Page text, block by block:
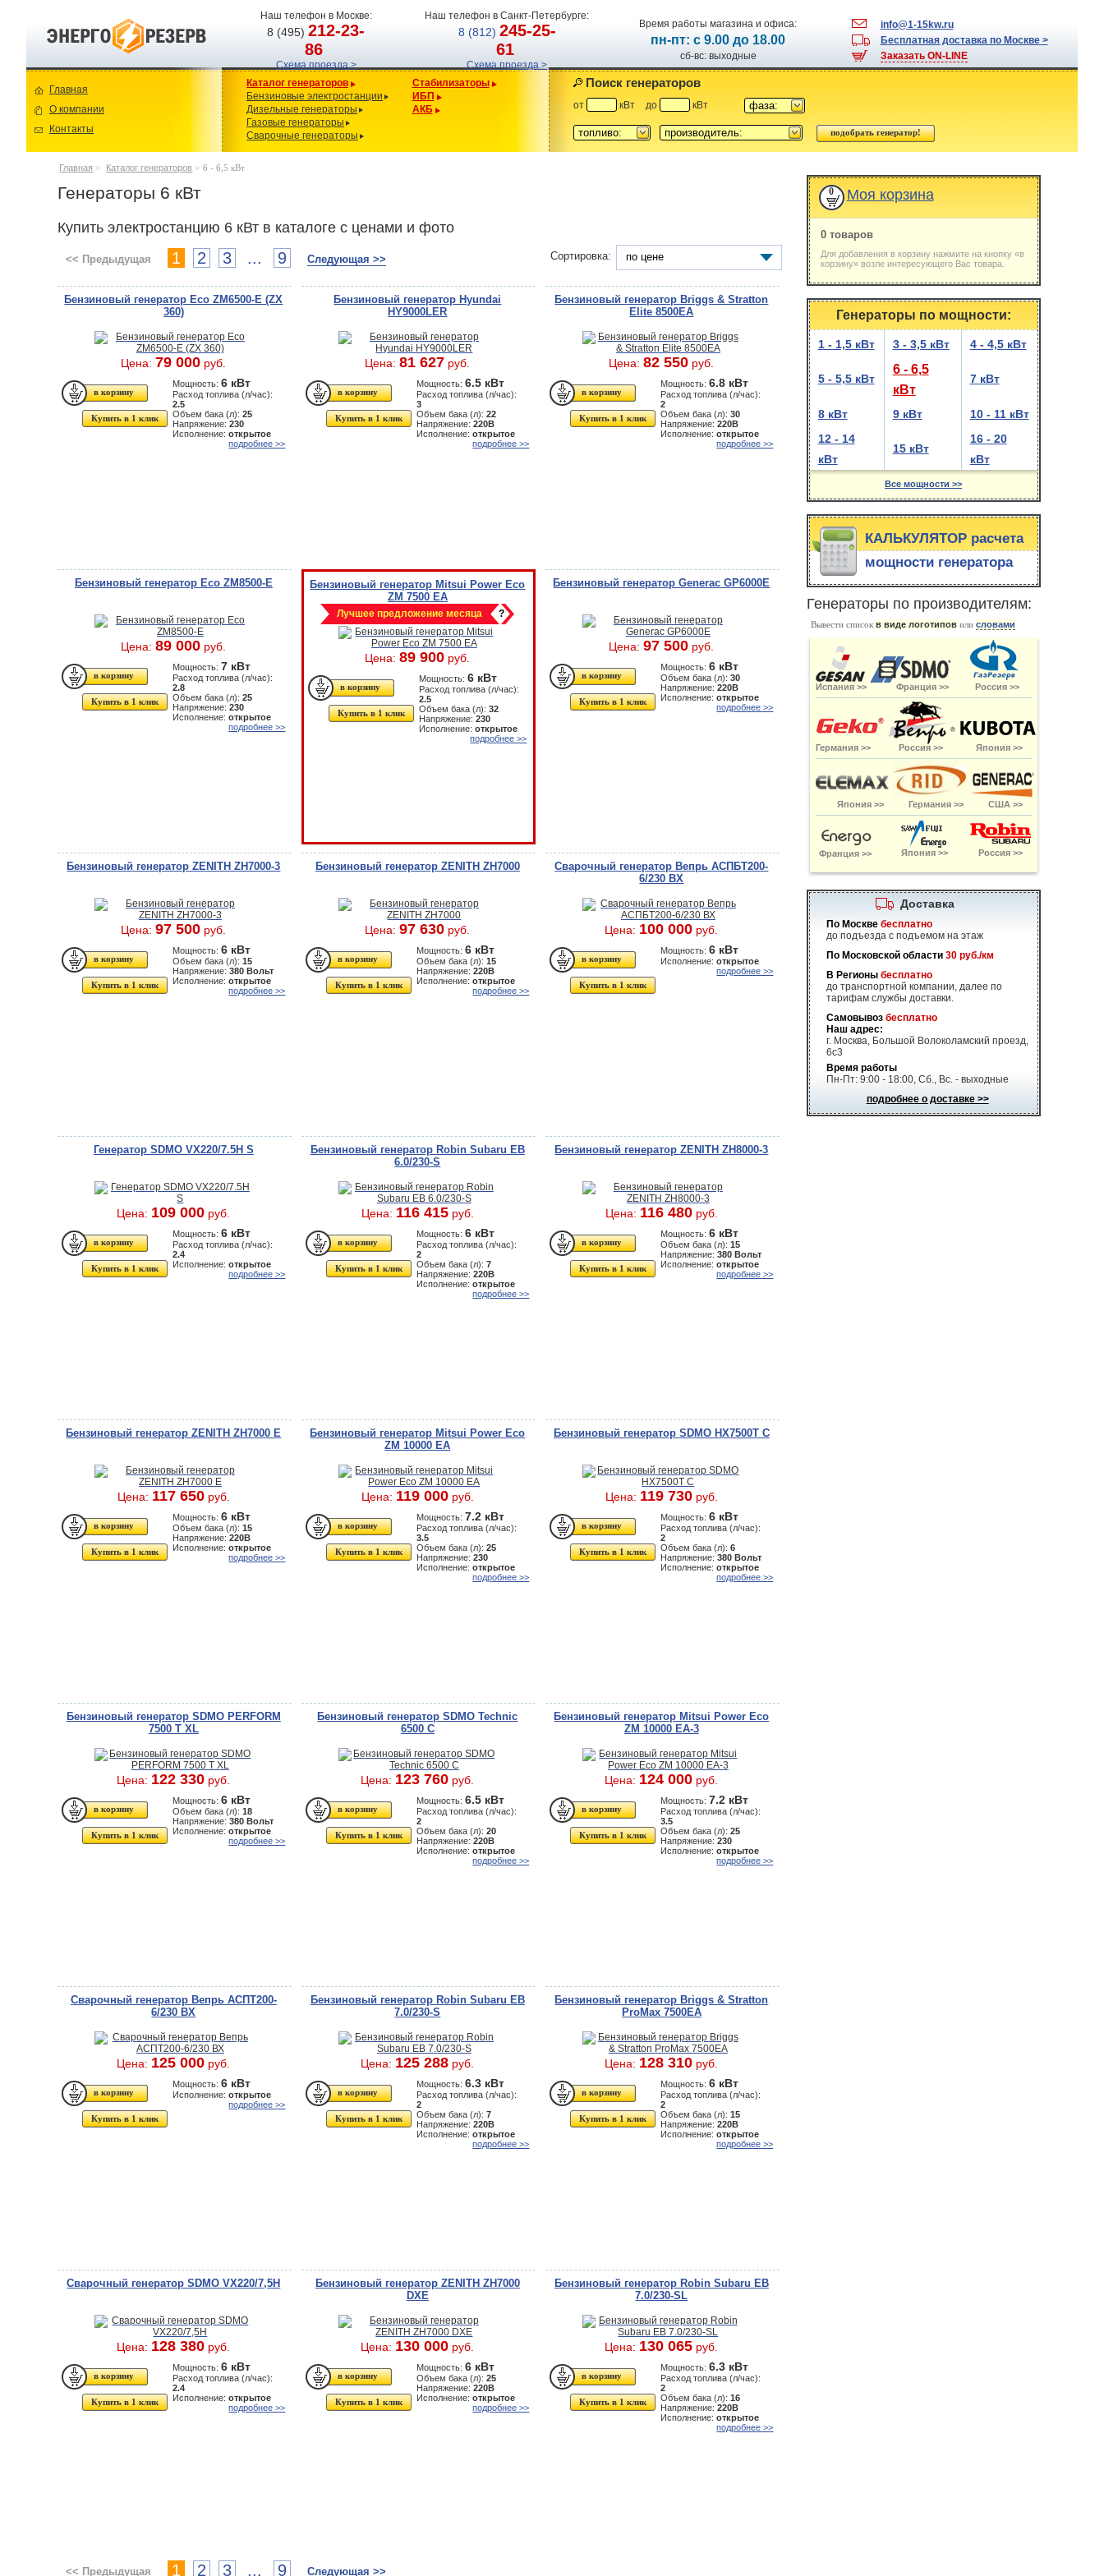
Наш телефон в Москве:
8 (495)212-23-
86
Схема проезда >
Наш телефон в Санкт-Петербурге:
8 (812) 245-25-
61
Схема проезда >
Время работы магазина и офиса:
пн-пт: с 9.00 до 18.00
сб-вс: выходные
info@1-15kw.ru
Бесплатная доставка по Москве >
Заказать ON-LINE
Главная
О компании
Контакты
Каталог генераторов
Бензиновые электростанции
Дизельные генераторы
Газовые генераторы
Сварочные генераторы
Стабилизаторы
ИБП
АКБ
Поиск генераторов
от кВт до кВт фаза:
топливо: производитель:
Главная > Каталог генераторов > 6 - 6,5 кВт
Генераторы 6 кВт
Купить электростанцию 6 кВт в каталоге с ценами и фото
Сортировка: по цене
<< Предыдущая 1 2 3 ... 9 Следующая >>
Бензиновый генератор Eco ZM6500-E (ZX
360)
Цена:79 000 руб.
Купить в 1 клик
Мощность:6 кВт
Расход топлива (л/час):
2.5
Объем бака (л):25
Напряжение:230
Исполнение:открытое
подробнее >>
Бензиновый генератор Hyundai
HY9000LER
Цена:81 627 руб.
Купить в 1 клик
Мощность:6.5 кВт
Расход топлива (л/час):
3
Объем бака (л):22
Напряжение:220В
Исполнение:открытое
подробнее >>
Бензиновый генератор Briggs & Stratton
Elite 8500EA
Цена:82 550 руб.
Купить в 1 клик
Мощность:6.8 кВт
Расход топлива (л/час):
2
Объем бака (л):30
Напряжение:220В
Исполнение:открытое
подробнее >>
Бензиновый генератор Eco ZM8500-E
Цена:89 000 руб.
Купить в 1 клик
Мощность:7 кВт
Расход топлива (л/час):
2.8
Объем бака (л):25
Напряжение:230
Исполнение:открытое
подробнее >>
Бензиновый генератор Mitsui Power Eco
ZM 7500 EA
Лучшее предложение месяца ?
Цена:89 900 руб.
Купить в 1 клик
Мощность:6 кВт
Расход топлива (л/час):
2.5
Объем бака (л):32
Напряжение:230
Исполнение:открытое
подробнее >>
Бензиновый генератор Generac GP6000E
Цена:97 500 руб.
Купить в 1 клик
Мощность:6 кВт
Объем бака (л):30
Напряжение:220В
Исполнение:открытое
подробнее >>
Бензиновый генератор ZENITH ZH7000-3
Цена:97 500 руб.
Купить в 1 клик
Мощность:6 кВт
Объем бака (л):15
Напряжение:380 Вольт
Исполнение:открытое
подробнее >>
Бензиновый генератор ZENITH ZH7000
Цена:97 630 руб.
Купить в 1 клик
Мощность:6 кВт
Объем бака (л):15
Напряжение:220В
Исполнение:открытое
подробнее >>
Сварочный генератор Вепрь АСПБT200-
6/230 ВХ
Цена: 100 000 руб.
Купить в 1 клик
Мощность:6 кВт
Исполнение:открытое
подробнее >>
Генератор SDMO VX220/7.5H S
Цена: 109 000 руб.
Купить в 1 клик
Мощность:6 кВт
Расход топлива (л/час):
2.4
Исполнение:открытое
подробнее >>
Бензиновый генератор Robin Subaru EB
6.0/230-S
Цена: 116 415руб.
Купить в 1 клик
Мощность:6 кВт
Расход топлива (л/час):
2
Объем бака (л):7
Напряжение:220В
Исполнение:открытое
подробнее >>
Бензиновый генератор ZENITH ZH8000-3
Цена: 116 480руб.
Купить в 1 клик
Мощность:6 кВт
Объем бака (л):15
Напряжение:380 Вольт
Исполнение:открытое
подробнее >>
Бензиновый генератор ZENITH ZH7000 E
Цена: 117 650руб.
Купить в 1 клик
Мощность:6 кВт
Объем бака (л):15
Напряжение:220В
Исполнение:открытое
подробнее >>
Бензиновый генератор Mitsui Power Eco
ZM 10000 ЕA
Цена: 119 000руб.
Купить в 1 клик
Мощность:7.2 кВт
Расход топлива (л/час):
3.5
Объем бака (л):25
Напряжение:230
Исполнение:открытое
подробнее >>
Бензиновый генератор SDMO HX7500T C
Цена: 119 730руб.
Купить в 1 клик
Мощность:6 кВт
Расход топлива (л/час):
2
Объем бака (л):6
Напряжение:380 Вольт
Исполнение:открытое
подробнее >>
Бензиновый генератор SDMO PERFORM
7500 T XL
Цена: 122 330 руб.
Купить в 1 клик
Мощность:6 кВт
Объем бака (л):18
Напряжение:380 Вольт
Исполнение:открытое
подробнее >>
Бензиновый генератор SDMO Technic
6500 C
Цена: 123 760 руб.
Купить в 1 клик
Мощность:6.5 кВт
Расход топлива (л/час):
2
Объем бака (л):20
Напряжение:220В
Исполнение:открытое
подробнее >>
Бензиновый генератор Mitsui Power Eco
ZM 10000 ЕA-3
Цена: 124 000 руб.
Купить в 1 клик
Мощность:7.2 кВт
Расход топлива (л/час):
3.5
Объем бака (л):25
Напряжение:230
Исполнение:открытое
подробнее >>
Сварочный генератор Вепрь АСПT200-
6/230 ВХ
Цена: 125 000 руб.
Купить в 1 клик
Мощность:6 кВт
Исполнение:открытое
подробнее >>
Бензиновый генератор Robin Subaru EB
7.0/230-S
Цена: 125 288 руб.
Купить в 1 клик
Мощность:6.3 кВт
Расход топлива (л/час):
2
Объем бака (л):7
Напряжение:220В
Исполнение:открытое
подробнее >>
Бензиновый генератор Briggs & Stratton
ProMax 7500EA
Цена: 128 310 руб.
Купить в 1 клик
Мощность:6 кВт
Расход топлива (л/час):
2
Объем бака (л):15
Напряжение:220В
Исполнение:открытое
подробнее >>
Сварочный генератор SDMO VX220/7,5H
Цена: 128 380 руб.
Купить в 1 клик
Мощность:6 кВт
Расход топлива (л/час):
2.4
Исполнение:открытое
подробнее >>
Бензиновый генератор ZENITH ZH7000
DXE
Цена: 130 000 руб.
Купить в 1 клик
Мощность:6 кВт
Объем бака (л):25
Напряжение:220В
Исполнение:открытое
подробнее >>
Бензиновый генератор Robin Subaru EB
7.0/230-SL
Цена: 130 065 руб.
Купить в 1 клик
Мощность:6.3 кВт
Расход топлива (л/час):
2
Объем бака (л):16
Напряжение:220В
Исполнение:открытое
подробнее >>
<< Предыдущая 1 2 3 ... 9 Следующая >>
0 Моя корзина
0 товаров
Для добавления в корзину нажмите на кнопку «в
корзину» возле интересующего Вас товара.
Генераторы по мощности:
1 - 1,5 кВт 3 - 3,5 кВт 4 - 4,5 кВт
5 - 5,5 кВт
6 - 6,5
кВт
7 кВт
8 кВт 9 кВт
10 - 11 кВт
12 - 14
кВт
15 кВт
16 - 20
кВт
Все мощности >>
КАЛЬКУЛЯТОР расчета
мощности генератора
Генераторы по производителям:
Вывести список в виде логотиповили словами
Германия >>
Испания >> Франция >>
Германия >> Россия >> Япония >>
Япония >> США >>
Франция >> Япония >> Россия >>
Россия >>
Доставка
По Москве бесплатно
до подъезда с подъемом на этаж
По Московской области 30 руб./км
В Регионы бесплатно
до транспортной компании, далее по
тарифам службы доставки.
Самовывоз бесплатно
Наш адрес:
г. Москва, Большой Волоколамский проезд,
6с3
Время работы
Пн-Пт: 9:00 - 18:00, Сб., Вс. - выходные
подробнее о доставке >>